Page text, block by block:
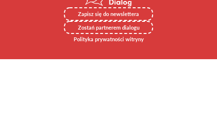
Zapisz się do newslettera
Zostań partnerem dialogu
Polityka prywatności witryny